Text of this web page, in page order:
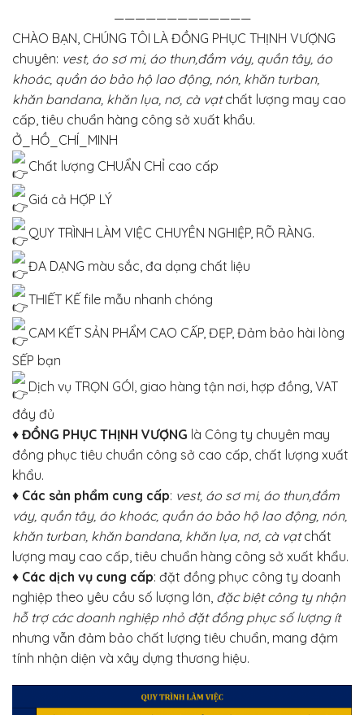
—————————————
CHÀO BẠN, CHÚNG TÔI LÀ ĐỒNG PHỤC THỊNH VƯỢNG
chuyên: vest, áo sơ mi, áo thun,đầm váy, quần tây, áo
khoác, quần áo bảo hộ lao động, nón, khăn turban,
khăn bandana, khăn lụa, nơ, cà vạtchất lượng may cao
cấp, tiêu chuẩn hàng công sở xuất khẩu.
Ở_HỒ_CHÍ_MINH
Chất lượng CHUẨN CHỈ cao cấp
Giá cả HỢP LÝ
QUY TRÌNH LÀM VIỆC CHUYÊN NGHIỆP, RÕ RÀNG.
ĐA DẠNG màu sắc, đa dạng chất liệu
THIẾT KẾ file mẫu nhanh chóng
CAM KẾT SẢN PHẨM CAO CẤP, ĐẸP, Đảm bảo hài lòng
SẾP bạn
Dịch vụ TRỌN GÓI, giao hàng tận nơi, hợp đồng, VAT
đầy đủ
♦ ĐỒNG PHỤC THỊNH VƯỢNG là Công ty chuyên may
đồng phục tiêu chuẩn công sở cao cấp, chất lượng xuất
khẩu.
♦ Các sản phẩm cung cấp: vest, áo sơ mi, áo thun,đầm
váy, quần tây, áo khoác, quần áo bảo hộ lao động, nón,
khăn turban, khăn bandana, khăn lụa, nơ, cà vạtchất
lượng may cao cấp, tiêu chuẩn hàng công sở xuất khẩu.
♦ Các dịch vụ cung cấp: đặt đồng phục công ty doanh
nghiệp theo yêu cầu số lượng lớn, đặc biệt công ty nhận
hỗ trợ các doanh nghiệp nhỏ đặt đồng phục số lượng ít
nhưng vẫn đảm bảo chất lượng tiêu chuẩn, mang đậm
tính nhận diện và xây dựng thương hiệu.